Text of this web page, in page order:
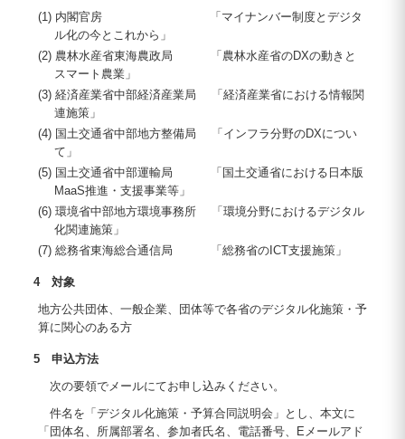
(1) 内閣官房
「マイナンバー制度とデジタ
ル化の今とこれから」
(2) 農林水産省東海農政局
「農林水産省のDXの動きと
スマート農業」
(3) 経済産業省中部経済産業局
「経済産業省における情報関
連施策」
(4) 国土交通省中部地方整備局
「インフラ分野のDXについ
て」
(5) 国土交通省中部運輸局
「国土交通省における日本版
MaaS推進・支援事業等」
(6) 環境省中部地方環境事務所
「環境分野におけるデジタル
化関連施策」
(7) 総務省東海総合通信局
「総務省のICT支援施策」
4 対象
地方公共団体、一般企業、団体等で各省のデジタル化施策・予
算に関心のある方
5 申込方法
次の要領でメールにてお申し込みください。
件名を「デジタル化施策・予算合同説明会」とし、本文に
「団体名、所属部署名、参加者氏名、電話番号、Eメールアド